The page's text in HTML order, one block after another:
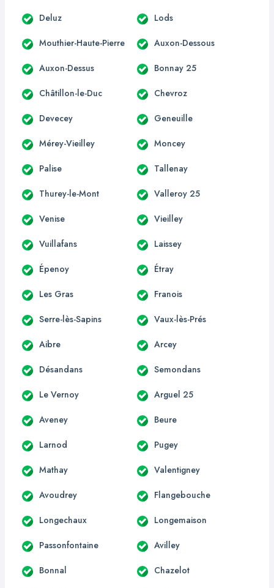
Deluz Lods
Mouthier-Haute-Pierre Auxon-Dessous
Auxon-Dessus Bonnay 25
Châtillon-le-Duc Chevroz
Devecey Geneuille
Mérey-Vieilley Moncey
Palise Tallenay
Thurey-le-Mont Valleroy 25
Venise Vieilley
Vuillafans Laissey
Épenoy Étray
Les Gras Franois
Serre-lès-Sapins Vaux-lès-Prés
Aibre Arcey
Désandans Semondans
Le Vernoy Arguel 25
Aveney Beure
Larnod Pugey
Mathay Valentigney
Avoudrey Flangebouche
Longechaux Longemaison
Passonfontaine Avilley
Bonnal Chazelot